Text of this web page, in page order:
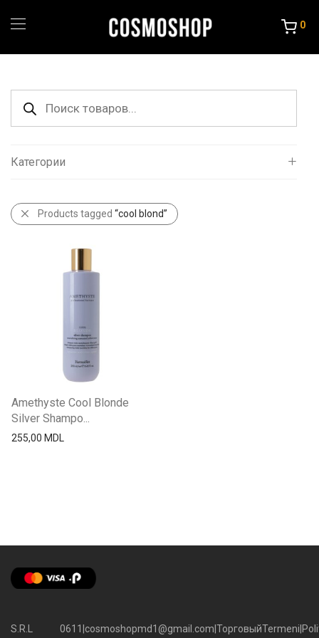
0
Поиск
товаров
Категории
Все
Уход за волосами
Порошок и крема
Краска и Океслители
Products tagged “cool blond”
Amethyste Cool Blonde
Silver Shampo...
255,00 MDL
S.R.L 0611 cosmoshopmd1@gmail.com ТорговыйTermeni